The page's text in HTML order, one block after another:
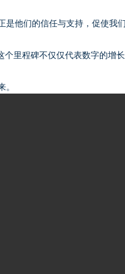
他们的信任与支持，促使
里程碑不仅仅代表数字的增